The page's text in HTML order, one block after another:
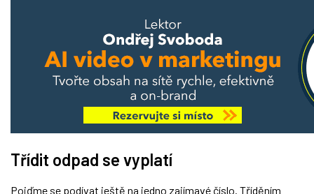
Třídit odpad se vyplatí
Pojďme se podívat ještě na jedno zajímavé číslo. Tříděním